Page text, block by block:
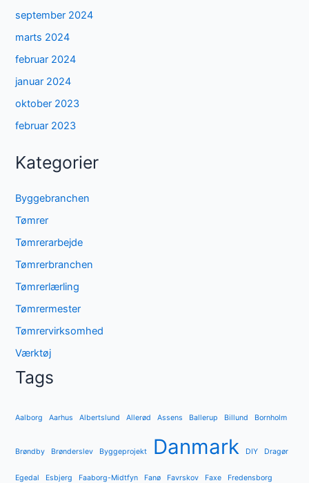
september 2024
marts 2024
februar 2024
januar 2024
oktober 2023
februar 2023
Kategorier
Byggebranchen
Tømrer
Tømrerarbejde
Tømrerbranchen
Tømrerlærling
Tømrermester
Tømrervirksomhed
Værktøj
Tags
Aalborg Aarhus Albertslund Allerød Assens Ballerup Billund Bornholm
Brøndby Brønderslev Byggeprojekt Danmark DIY Dragør
Egedal Esbjerg Faaborg-Midtfyn Fanø Favrskov Faxe Fredensborg